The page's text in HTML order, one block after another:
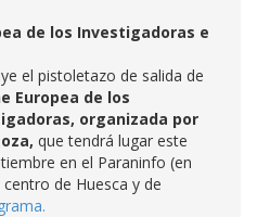
de los Investigadoras e
el pistoletazo de salida de
Europea de los
organizada por
que tendrá lugar este
en el Paraninfo (en
de Huesca y de